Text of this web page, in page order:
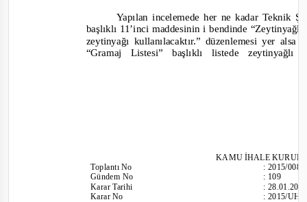
Yapılan incelemede her ne kadar Teknik
başlıklı 11’inci maddesinin i bendinde “
zeytinyağı kullanılacaktır.” düzenlemesi yer alsa
“Gramaj Listesi” başlıklı listede
KAMU İHALE
ToplantıNo
Gündem No
Karar Tarihi
Karar No
:2015/008
: 109
:
:2015/